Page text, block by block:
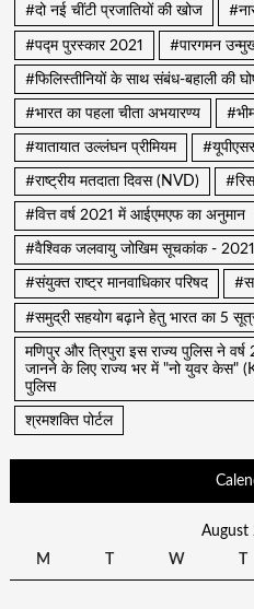
#दो नई चींटी प्रजातियों की खोज
#पद्म पुरस्कार 2021 #पारगमन
#फिलिस्तीनियों के साथ संबंध-बहाली की
#भारत का पहला चीता अभयारण्य
#यातायात उल्लंघन प्रीमियम
#राष्ट्रीय मतदाता दिवस (NVD)
#वित्त वर्ष 2021 में आईएमएफ का अनुमान
#वैश्विक जलवायु जोखिम सूचकांक - 2021
#संयुक्त राष्ट्र मानवाधिकार परिषद
#समुद्री सहयोग बढ़ाने हेतु भारत का 5
मणिपुर और त्रिपुरा इस राज्य पुलिस ने वर्ष
जानने के लिए राज्य भर में "नो युवर केस"
पुलिस
श्रमशक्ति पोर्टल
August
M
T W T